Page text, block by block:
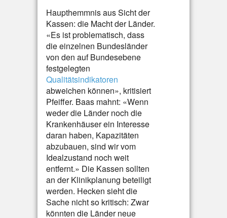
Haupthemmnis aus Sicht der
Kassen: die Macht der Länder.
«Es ist problematisch, dass
die einzelnen Bundesländer
von den auf Bundesebene
festgelegten
Qualitätsindikatoren
abweichen können», kritisiert
Pfeiffer. Baas mahnt: «Wenn
weder die Länder noch die
Krankenhäuser ein Interesse
daran haben, Kapazitäten
abzubauen, sind wir vom
Idealzustand noch weit
entfernt.» Die Kassen sollten
an der Klinikplanung beteiligt
werden. Hecken sieht die
Sache nicht so kritisch: Zwar
könnten die Länder neue